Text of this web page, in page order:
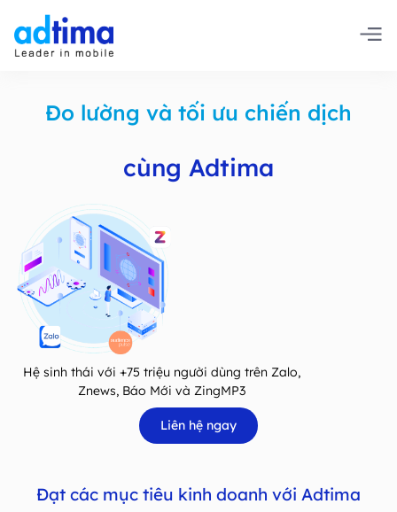
Đo lường và tối ưu chiến dịch
cùng Adtima
Hệ sinh thái với +75 triệu người dùng trên Zalo,
Znews, Báo Mới và ZingMP3
Liên hệ ngay
Đạt các mục tiêu kinh doanh với Adtima